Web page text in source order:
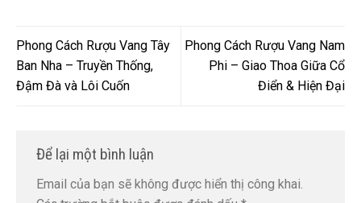
Phong Cách Rượu Vang Tây
Ban Nha – Truyền Thống,
Đậm Đà và Lôi Cuốn
Phong Cách Rượu Vang Nam
Phi – Giao Thoa Giữa Cổ
Điển & Hiện Đại
Để lại một bình luận
Email của bạn sẽ không được hiển thị công khai.